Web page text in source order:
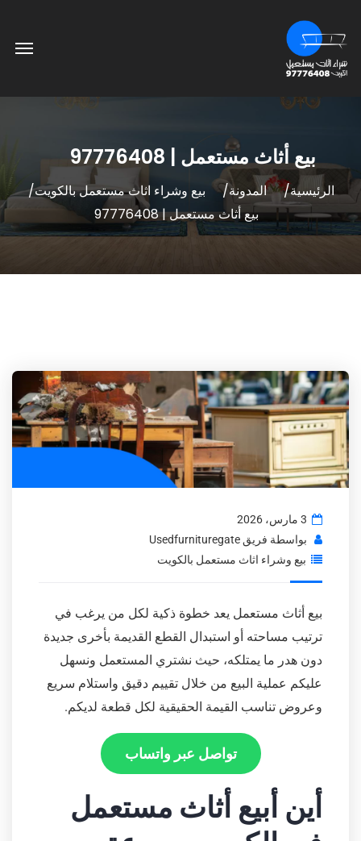
بيع أثاث مستعمل | 97776408
الرئيسية المدونة
بيع وشراء اثاث مستعمل بالكويت
بيع أثاث مستعمل | 97776408
3 مارس، 2026
بواسطة فريق Usedfurnituregate
بيع وشراء اثاث مستعمل بالكويت
بيع أثاث مستعمل يعد خطوة ذكية لكل من يرغب في
ترتيب مساحته أو استبدال القطع القديمة بأخرى جديدة
دون هدر ما يمتلكه، حيث نشتري المستعمل ونسهل
عليكم عملية البيع من خلال تقييم دقيق واستلام سريع
وعروض تناسب القيمة الحقيقية لكل قطعة لديكم.
تواصل عبر واتساب
أين أبيع أثاث مستعمل